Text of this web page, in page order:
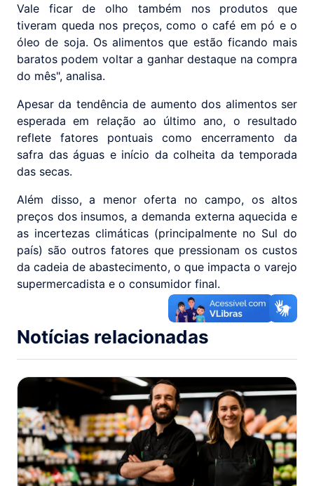
Vale ficar de olho também nos produtos que
tiveram queda nos preços, como o café em pó e o
óleo de soja. Os alimentos que estão ficando mais
baratos podem voltar a ganhar destaque na compra
do mês", analisa.
Apesar da tendência de aumento dos alimentos ser
esperada em relação ao último ano, o resultado
reflete fatores pontuais como encerramento da
safra das águas e início da colheita da temporada
das secas.
Além disso, a menor oferta no campo, os altos
preços dos insumos, a demanda externa aquecida e
as incertezas climáticas (principalmente no Sul do
país) são outros fatores que pressionam os custos
da cadeia de abastecimento, o que impacta o varejo
supermercadista e o consumidor final.
Notícias relacionadas